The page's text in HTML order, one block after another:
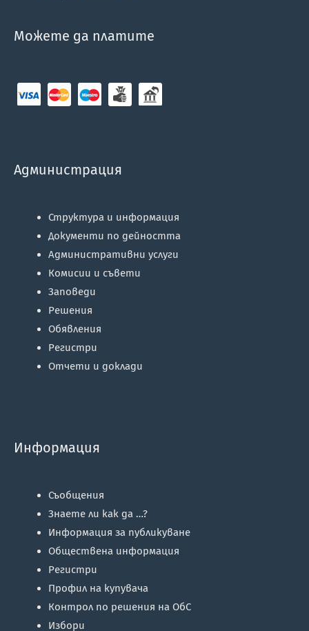
Можете да платите
Администрация
Структура и информация
Документи по дейността
Административни услуги
Комисии и съвети
Заповеди
Решения
Обявления
Регистри
Отчети и доклади
Информация
Съобщения
Знаете ли как да …?
Информация за публикуване
Обществена информация
Регистри
Профил на купувача
Контрол по решения на ОбС
Избори